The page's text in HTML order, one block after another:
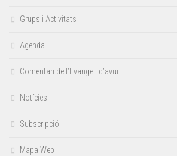
Grups i Activitats
Agenda
Comentari de l’Evangeli d’avui
Notícies
Subscripció
Mapa Web